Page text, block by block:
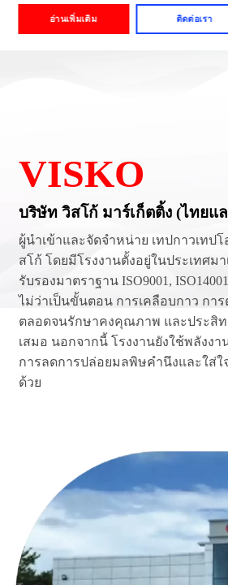
อ่านเพิ่มเติม ติดต่อเรา
VISKO
บริษัท วิสโก้ มาร์เก็ตติ้ง (ไทยแ
ผู้นำเข้าและจัดจำหน่าย เทปกาวเทป
สโก้ โดยมีโรงงานตั้งอยู่ในประเทศมา
รับรองมาตราฐาน ISO9001,
ไม่ว่าเป็นขั้นตอน การเคลือบกาว กา
ตลอดจนรักษาคงคุณภาพ และประสิ
เสมอ นอกจากนี้ โรงงานยังใช้พลังง
การลดการปล่อยมลพิษคำนึงและใส่ใ
ด้วย